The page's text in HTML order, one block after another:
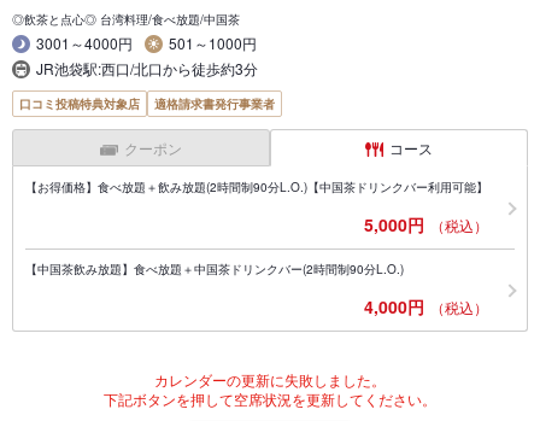
◎飲茶と点心◎ 台湾料理/食べ放題/中国茶
3001～4000円
501～1000円
JR池袋駅:西口/北口から徒歩約3分
口コミ投稿特典対象店 適格請求書発行事業者
クーポン コース
【お得価格】食べ放題＋飲み放題(2時間制90分L.O.)【中国茶ドリンクバー利用可能】
5,000円 （税込）
【中国茶飲み放題】食べ放題＋中国茶ドリンクバー(2時間制90分L.O.)
4,000円 （税込）
カレンダーの更新に失敗しました。
下記ボタンを押して空席状況を更新してください。